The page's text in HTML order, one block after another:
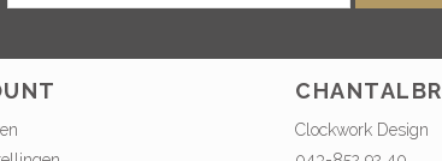
Clockwork Design